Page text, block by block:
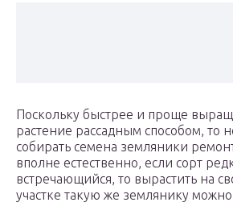
Поскольку быстрее и проще
растение рассадным способом, то
собирать семена земляники
вполне естественно, если сорт
встречающийся, то вырастить на
участке такую же землянику